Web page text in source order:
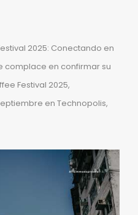
2025: Conectando en
complace en confirmar su
Festival 2025,
en Technopolis,